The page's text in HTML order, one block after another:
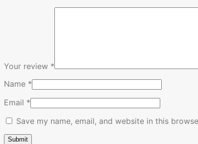
Your review *
Name *
Email *
Save my name, email, and website in this